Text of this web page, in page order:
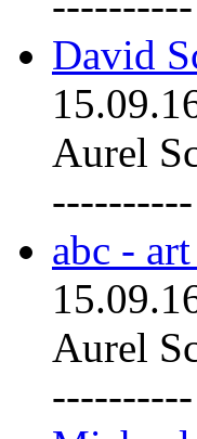
David
Aurel
----------
abc -
Aurel
----------